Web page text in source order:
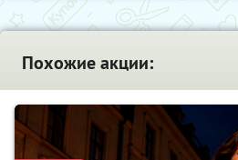
Похожие акции: